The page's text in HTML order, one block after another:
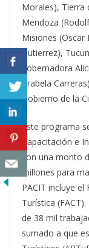
Morales), Tierra
Mendoza
Misiones (Oscar
Gutierrez),
gobernadora
Arabela
Gobierno de la
Este programa
Capacitación e
con una monto
millones para
PACIT incluye
Turística
de 38 mil
sumado a que